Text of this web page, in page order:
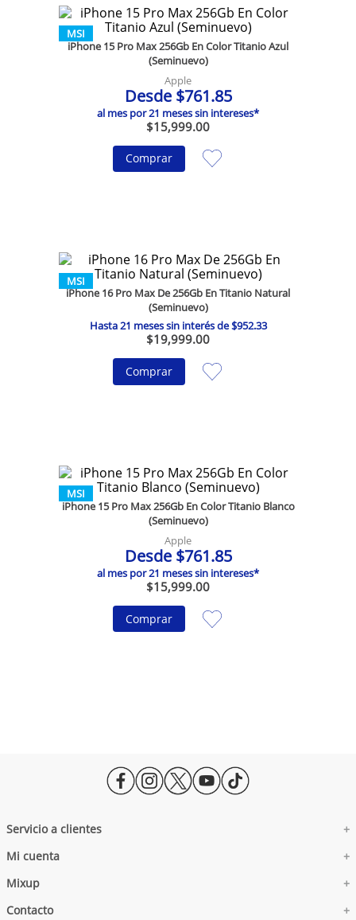
MSI
iPhone 15 Pro Max 256Gb En Color Titanio Azul
(Seminuevo)
Apple
Desde $761.85
al mes por21 meses sin intereses*
$15,999.00
Comprar
MSI
iPhone 16 Pro Max De 256Gb En Titanio Natural
(Seminuevo)
Hasta21 meses sin interés de$952.33
$19,999.00
Comprar
MSI
iPhone 15 Pro Max 256Gb En Color Titanio Blanco
(Seminuevo)
Apple
Desde $761.85
al mes por21 meses sin intereses*
$15,999.00
Comprar
Servicio a clientes +
Facturación Electrónica
Aviso de Privacidad Prospectos
Aviso de Privacidad - Eventos
Mi cuenta +
Administra tus Datos
Carrito de Compras
Mixup +
Directorio de Tiendas
Contacto +